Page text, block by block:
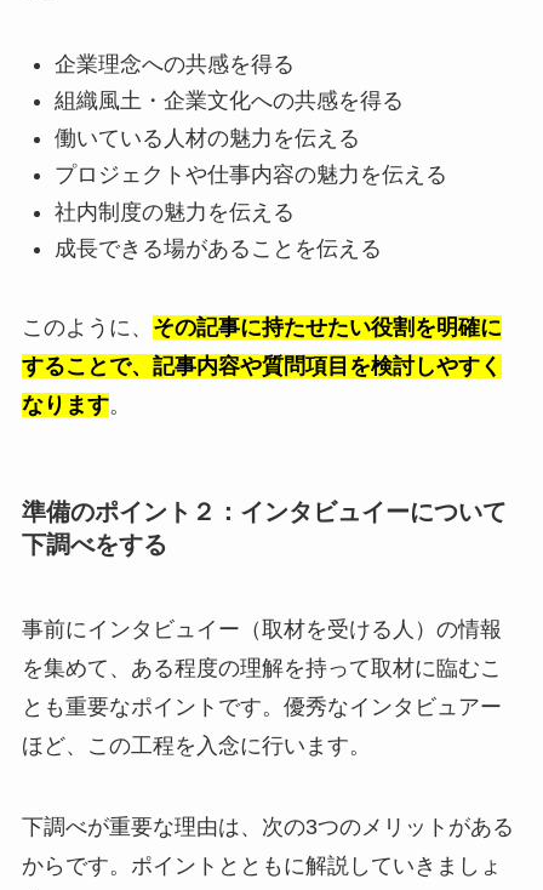
企業理念への共感を得る
組織風土・企業文化への共感を得る
働いている人材の魅力を伝える
プロジェクトや仕事内容の魅力を伝える
社内制度の魅力を伝える
成長できる場があることを伝える
このように、 その記事に持たせたい役割を明確に
することで、記事内容や質問項目を検討しやすく
なります。
準備のポイント２：インタビュイーについて
下調べをする
事前にインタビュイー（取材を受ける人）の情報
を集めて、ある程度の理解を持って取材に臨むこ
とも重要なポイントです。優秀なインタビュアー
ほど、この工程を入念に行います。
下調べが重要な理由は、次の3つのメリットがある
からです。ポイントとともに解説していきましょ